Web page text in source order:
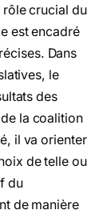
rôle crucial du
est encadré
Dans
le
des
la coalition
il va orienter
de telle ou
du
de manière